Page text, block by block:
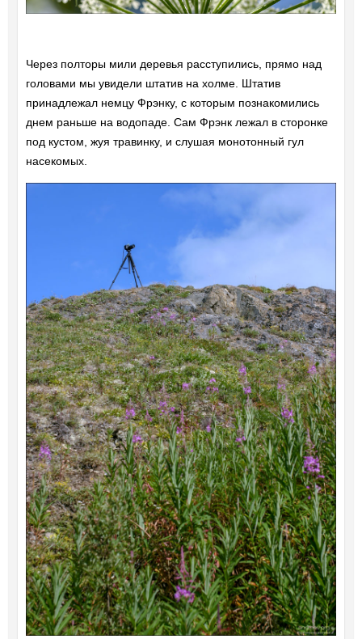
Через полторы мили деревья расступились, прямо над
головами мы увидели штатив на холме. Штатив
принадлежал немцу Фрэнку, с которым познакомились
днем раньше на водопаде. Сам Фрэнк лежал в сторонке
под кустом, жуя травинку, и слушая монотонный гул
насекомых.